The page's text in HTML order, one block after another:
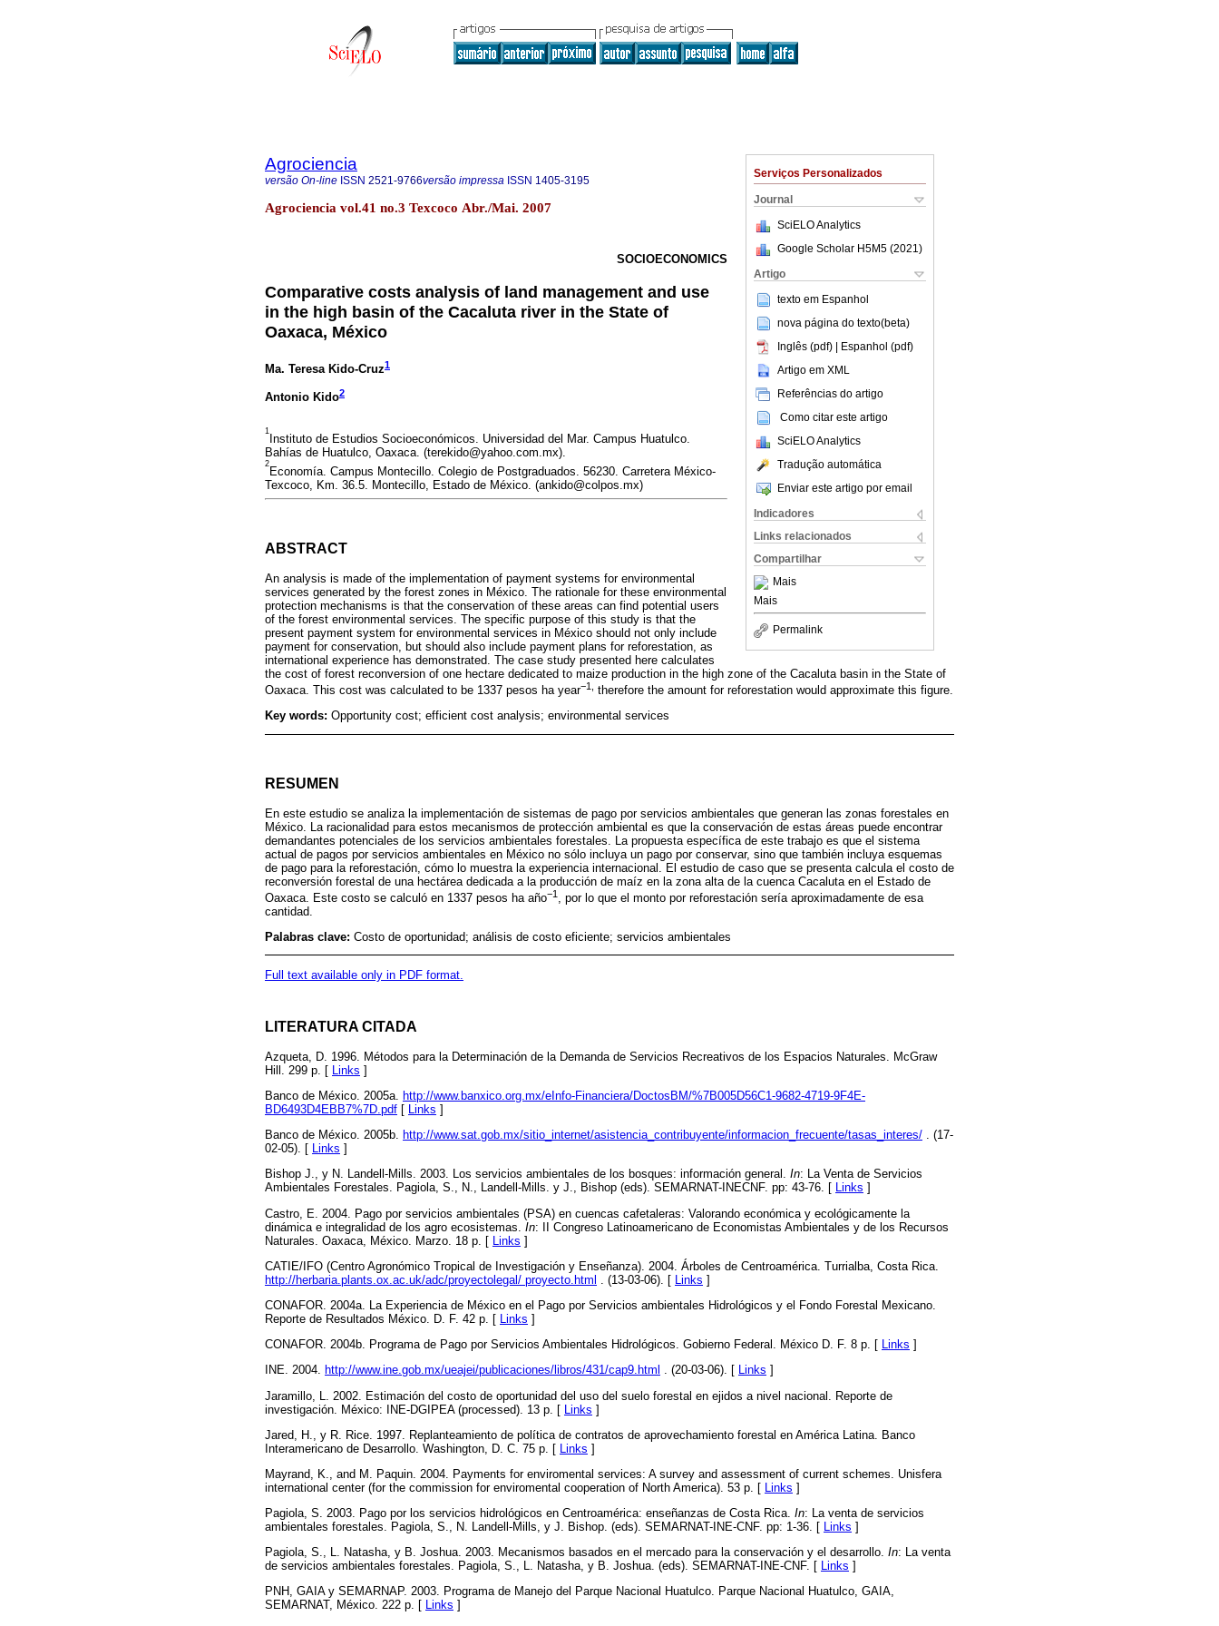
Serviços Personalizados
Journal
SciELO Analytics
Google Scholar H5M5 (2021 )
Artigo
texto em Espanhol
nova página do texto(beta)
Inglês (pdf) | Espanhol (pdf)
Artigo em XML
Referências do artigo
Como citar este artigo
SciELO Analytics
Tradução automática
Enviar este artigo por email
Indicadores
Links relacionados
Compartilhar
Mais
Mais
Permalink
Agrociencia
versão On-line ISSN 2521-9766versão impressa ISSN 1405-3195
Agrociencia vol.41 no.3 Texcoco Abr./Mai. 2007
SOCIOECONOMICS
Comparative costs analysis of land management and use
in the high basin of the Cacaluta river in the State of
Oaxaca, México
Ma. Teresa Kido-Cruz1
Antonio Kido2
1
Instituto de Estudios Socioeconómicos. Universidad del Mar. Campus Huatulco.
Bahías de Huatulco, Oaxaca. (terekido@yahoo.com.mx).
2
Economía. Campus Montecillo. Colegio de Postgraduados. 56230. Carretera México-
Texcoco, Km. 36.5. Montecillo, Estado de México. (ankido@colpos.mx)
ABSTRACT
An analysis is made of the implementation of payment systems for environmental
services generated by the forest zones in México. The rationale for these environmental
protection mechanisms is that the conservation of these areas can find potential users
of the forest environmental services. The specific purpose of this study is that the
present payment system for environmental services in México should not only include
payment for conservation, but should also include payment plans for reforestation, as
international experience has demonstrated. The case study presented here calculates
the cost of forest reconversion of one hectare dedicated to maize production in the high zone of the Cacaluta basin in the State of
Oaxaca. This cost was calculated to be 1337 pesos ha year−1,
therefore the amount for reforestation would approximate this figure.
Key words: Opportunity cost; efficient cost analysis; environmental services
RESUMEN
En este estudio se analiza la implementación de sistemas de pago por servicios ambientales que generan las zonas forestales en
México. La racionalidad para estos mecanismos de protección ambiental es que la conservación de estas áreas puede encontrar
demandantes potenciales de los servicios ambientales forestales. La propuesta específica de este trabajo es que el sistema
actual de pagos por servicios ambientales en México no sólo incluya un pago por conservar, sino que también incluya esquemas
de pago para la reforestación, cómo lo muestra la experiencia internacional. El estudio de caso que se presenta calcula el costo de
reconversión forestal de una hectárea dedicada a la producción de maíz en la zona alta de la cuenca Cacaluta en el Estado de
Oaxaca. Este costo se calculó en 1337 pesos ha año−1
, por lo que el monto por reforestación sería aproximadamente de esa
cantidad.
Palabras clave: Costo de oportunidad; análisis de costo eficiente; servicios ambientales
Full text available only in PDF format.
LITERATURA CITADA
Azqueta, D. 1996. Métodos para la Determinación de la Demanda de Servicios Recreativos de los Espacios Naturales. McGraw
Hill. 299 p. [
Links ]
Banco de México. 2005a. http://www.banxico.org.mx/eInfo-Financiera/DoctosBM/%7B005D56C1-9682-4719-9F4E-
BD6493D4EBB7%7D.pdf [ Links ]
Banco de México. 2005b. http://www.sat.gob.mx/sitio_internet/asistencia_contribuyente/informacion_frecuente/tasas_interes/ . (17-
02-05). [ Links ]
Bishop J., y N. Landell-Mills. 2003. Los servicios ambientales de los bosques: información general. In: La Venta de Servicios
Ambientales Forestales. Pagiola, S., N., Landell-Mills. y J., Bishop (eds). SEMARNAT-INECNF. pp: 43-76. [ Links ]
Castro, E. 2004. Pago por servicios ambientales (PSA) en cuencas cafetaleras: Valorando económica y ecológicamente la
dinámica e integralidad de los agro ecosistemas. In: II Congreso Latinoamericano de Economistas Ambientales y de los Recursos
Naturales. Oaxaca, México. Marzo. 18 p. [ Links ]
CATIE/IFO (Centro Agronómico Tropical de Investigación y Enseñanza). 2004. Árboles de Centroamérica. Turrialba, Costa Rica.
http://herbaria.plants.ox.ac.uk/adc/proyectolegal/ proyecto.html
. (13-03-06). [ Links ]
CONAFOR. 2004a. La Experiencia de México en el Pago por Servicios ambientales Hidrológicos y el Fondo Forestal Mexicano.
Reporte de Resultados México. D. F. 42 p. [
Links ]
CONAFOR. 2004b. Programa de Pago por Servicios Ambientales Hidrológicos. Gobierno Federal. México D. F. 8 p. [ Links ]
INE. 2004. http://www.ine.gob.mx/ueajei/publicaciones/libros/431/cap9.html . (20-03-06). [ Links ]
Jaramillo, L. 2002. Estimación del costo de oportunidad del uso del suelo forestal en ejidos a nivel nacional. Reporte de
investigación. México: INE-DGIPEA (processed). 13 p. [ Links ]
Jared, H., y R. Rice. 1997. Replanteamiento de política de contratos de aprovechamiento forestal en América Latina. Banco
Interamericano de Desarrollo. Washington, D. C. 75 p. [ Links ]
Mayrand, K., and M. Paquin. 2004. Payments for enviromental services: A survey and assessment of current schemes. Unisfera
international center (for the commission for enviromental cooperation of North America). 53 p. [
Links ]
Pagiola, S. 2003. Pago por los servicios hidrológicos en Centroamérica: enseñanzas de Costa Rica. In: La venta de servicios
ambientales forestales. Pagiola, S., N. Landell-Mills, y J. Bishop. (eds). SEMARNAT-INE-CNF. pp: 1-36. [ Links ]
Pagiola, S., L. Natasha, y B. Joshua. 2003. Mecanismos basados en el mercado para la conservación y el desarrollo. In: La venta
de servicios ambientales forestales. Pagiola, S., L. Natasha, y B. Joshua. (eds). SEMARNAT-INE-CNF. [ Links ]
PNH, GAIA y SEMARNAP. 2003. Programa de Manejo del Parque Nacional Huatulco. Parque Nacional Huatulco, GAIA,
SEMARNAT, México. 222 p. [ Links ]